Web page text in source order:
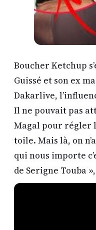
Boucher Ketchup
Guissé et son ex
Dakarlive,
Il ne pouvait pas
Magal pour régler
toile. Mais là, on
qui nous importe
de Serigne Touba